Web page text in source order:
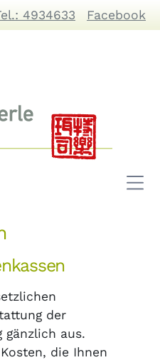
4934633 Facebook
der
gänzlich aus.
die Ihnen